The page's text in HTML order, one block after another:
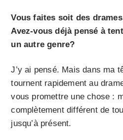
Vous faites soit des
Avez-vous déjà pensé à
un autre genre?
J’y ai pensé. Mais dans ma
tournent rapidement au
vous promettre une chose :
complètement différent de
jusqu’à présent.